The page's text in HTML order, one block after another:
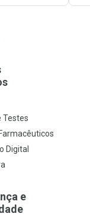
Testes
Digital
e